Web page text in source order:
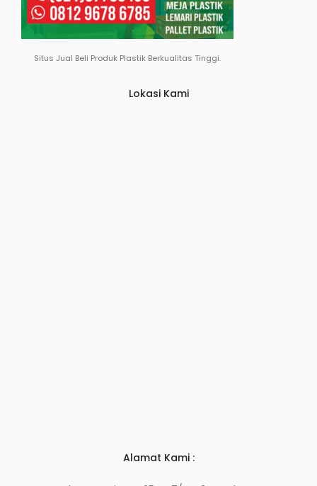
Situs Jual Beli Produk Plastik Berkualitas Tinggi.
Lokasi Kami
Alamat Kami :